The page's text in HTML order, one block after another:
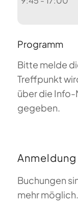
Programm
Bitte melde
Treffpunkt
über die Info-
gegeben.
Anmeldung
Buchungen
mehr möglich.